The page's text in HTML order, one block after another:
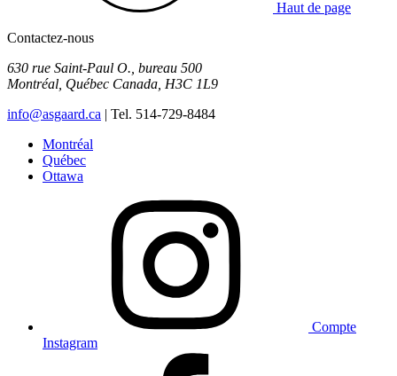
Haut de page
Contactez-nous
630 rue Saint-Paul O., bureau 500
Montréal Québec Canada H3C 1L9
info@asgaard.ca | Tel. 514-729-8484
Montréal
Québec
Ottawa
Compte
Instagram